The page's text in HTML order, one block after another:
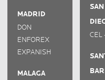
MADRID
DON
QUIJOTE
ENFOREX
EXPANISH
MALAGA
SAN
CEL